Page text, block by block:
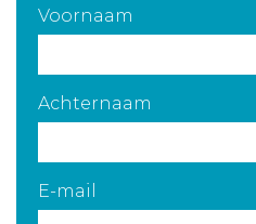
Voornaam
Achternaam
E-mail